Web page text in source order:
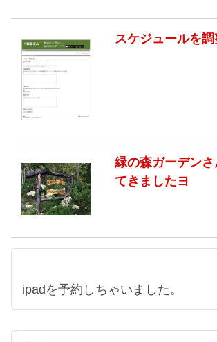
スケジュールを
緑の森ガーデン
てきましたヨ
ipadを予約しちゃいました。